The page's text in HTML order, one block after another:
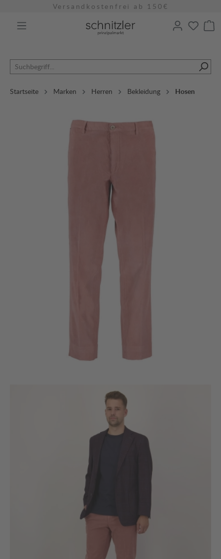
Versandkostenfrei ab 150€
Startseite Marken Herren Bekleidung Hosen